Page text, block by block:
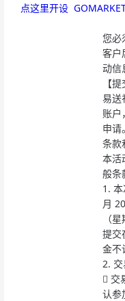
点这里开设
您必
客户
动信
【
易送
账户
申请。
条款
本活
般条
1.
月
（
提交
金不
2. 交
 交
认参